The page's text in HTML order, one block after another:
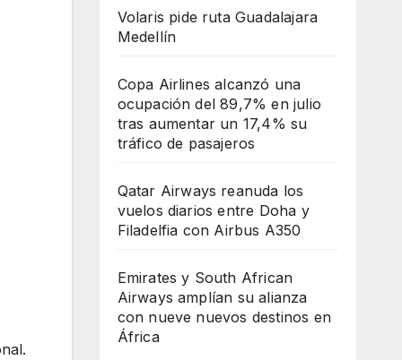
Volaris pide ruta Guadalajara
Medellín
Copa Airlines alcanzó una
ocupación del 89,7% en julio
tras aumentar un 17,4% su
tráfico de pasajeros
Qatar Airways reanuda los
vuelos diarios entre Doha y
Filadelfia con Airbus A350
Emirates y South African
Airways amplían su alianza
con nueve nuevos destinos en
África